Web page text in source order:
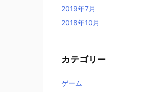
2019年7月
2018年10月
カテゴリー
ゲーム